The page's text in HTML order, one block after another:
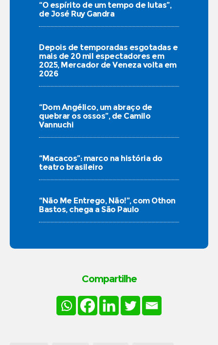
“O espírito de um tempo de lutas”,
de José Ruy Gandra
Depois de temporadas esgotadas e
mais de 20 mil espectadores em
2025, Mercador de Veneza volta em
2026
“Dom Angélico, um abraço de
quebrar os ossos”, de Camilo
Vannuchi
“Macacos”: marco na história do
teatro brasileiro
“Não Me Entrego, Não!”, com Othon
Bastos, chega a São Paulo
Compartilhe